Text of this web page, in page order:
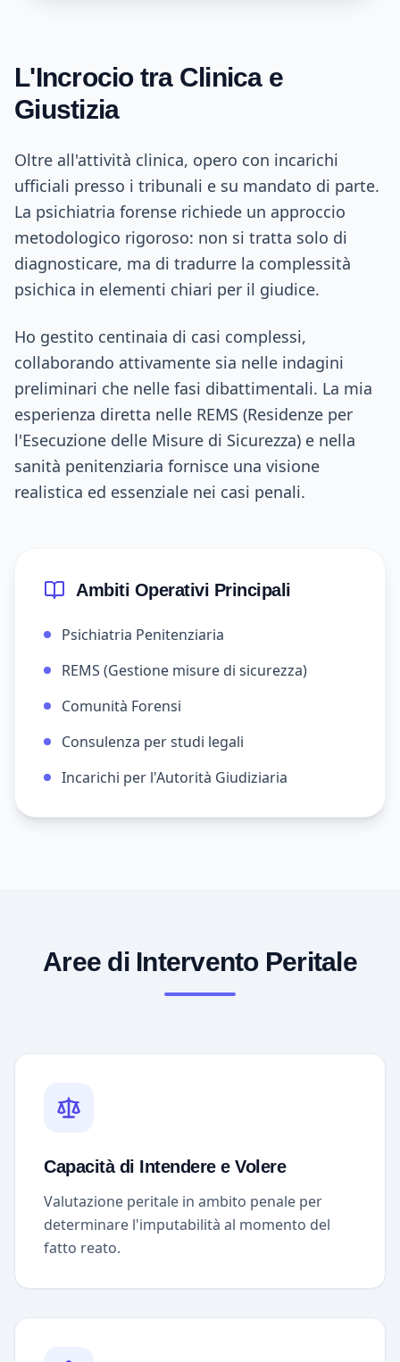
L'Incrocio tra Clinica e
Giustizia
Oltre all'attività clinica, opero con incarichi
ufficiali presso i tribunali e su mandato di parte.
La psichiatria forense richiede un approccio
metodologico rigoroso: non si tratta solo di
diagnosticare, ma di tradurre la complessità
psichica in elementi chiari per il giudice.
Ho gestito centinaia di casi complessi,
collaborando attivamente sia nelle indagini
preliminari che nelle fasi dibattimentali. La mia
esperienza diretta nelle REMS (Residenze per
l'Esecuzione delle Misure di Sicurezza) e nella
sanità penitenziaria fornisce una visione
realistica ed essenziale nei casi penali.
Ambiti Operativi Principali
Psichiatria Penitenziaria
REMS (Gestione misure di sicurezza)
Comunità Forensi
Consulenza per studi legali
Incarichi per l'Autorità Giudiziaria
Aree di Intervento Peritale
Capacità di Intendere e Volere
Valutazione peritale in ambito penale per
determinare l'imputabilità al momento del
fatto reato.